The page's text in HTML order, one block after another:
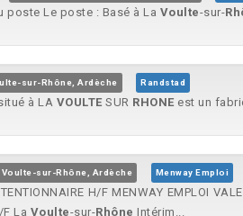
poste Le poste : Basé à La Voulte-sur-
sur-Rhône, Ardèche Randstad
à LA VOULTE SUR RHONE est un
Voulte-sur-Rhône, Ardèche Menway Emploi
H/F MENWAY EMPLOI
F La Voulte-sur-Rhône Intérim...